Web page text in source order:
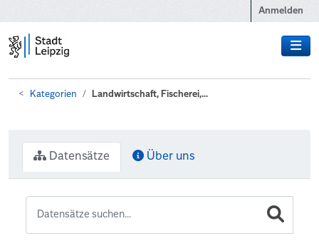
Anmelden
Kategorien Landwirtschaft, Fischerei,...
Datensätze Über uns